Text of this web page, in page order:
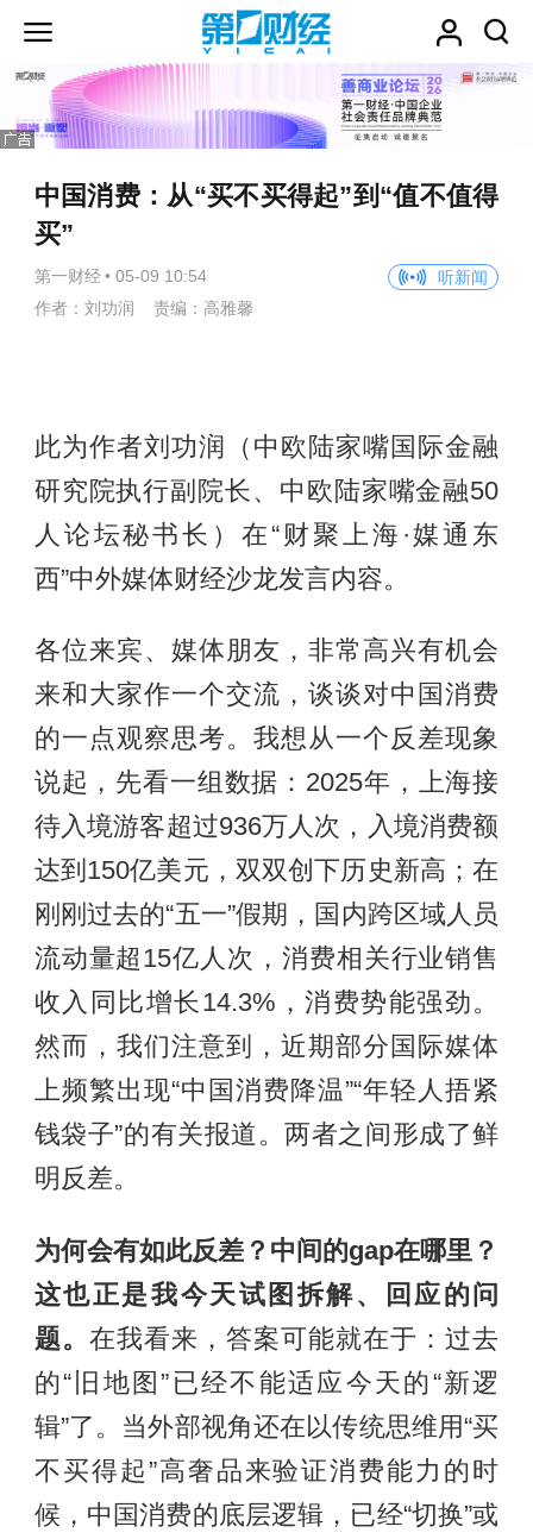
中国消费：从“买不买得起”到“值不值得
买”
第一财经 • 05-09 10:54
听新闻
作者：刘功润 责编：高雅馨
此为作者刘功润（中欧陆家嘴国际金融
研究院执行副院长、中欧陆家嘴金融50
人论坛秘书长）在“财聚上海·媒通东
西”中外媒体财经沙龙发言内容。
各位来宾、媒体朋友，非常高兴有机会
来和大家作一个交流，谈谈对中国消费
的一点观察思考。我想从一个反差现象
说起，先看一组数据：2025年，上海接
待入境游客超过936万人次，入境消费额
达到150亿美元，双双创下历史新高；在
刚刚过去的“五一”假期，国内跨区域人员
流动量超15亿人次，消费相关行业销售
收入同比增长14.3%，消费势能强劲。
然而，我们注意到，近期部分国际媒体
上频繁出现“中国消费降温”“年轻人捂紧
钱袋子”的有关报道。两者之间形成了鲜
明反差。
为何会有如此反差？中间的gap在哪里？
这也正是我今天试图拆解、回应的问
题。 在我看来，答案可能就在于：过去
的“旧地图”已经不能适应今天的“新逻
辑”了。当外部视角还在以传统思维用“买
不买得起”高奢品来验证消费能力的时
候，中国消费的底层逻辑，已经“切换”或